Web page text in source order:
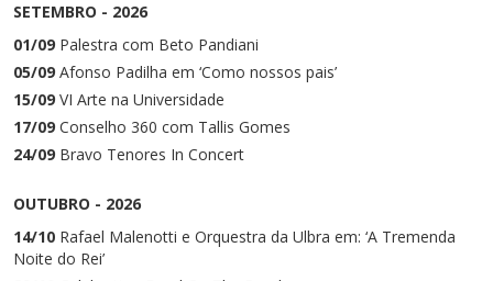
SETEMBRO - 2026
01/09 Palestra com Beto Pandiani
05/09 Afonso Padilha em ‘Como nossos pais’
15/09 VI Arte na Universidade
17/09 Conselho 360 com Tallis Gomes
24/09 Bravo Tenores In Concert
OUTUBRO - 2026
14/10 Rafael Malenotti e Orquestra da Ulbra em: ‘A Tremenda
Noite do Rei’